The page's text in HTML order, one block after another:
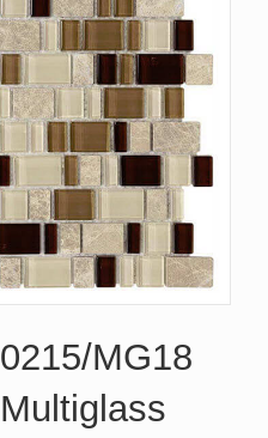
0215/MG18
Multiglass